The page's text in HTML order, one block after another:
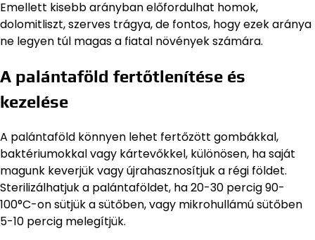
Emellett kisebb arányban előfordulhat homok,
dolomitliszt, szerves trágya, de fontos, hogy ezek aránya
ne legyen túl magas a fiatal növények számára.
A palántaföld fertőtlenítése és
kezelése
A palántaföld könnyen lehet fertőzött gombákkal,
baktériumokkal vagy kártevőkkel, különösen, ha saját
magunk keverjük vagy újrahasznosítjuk a régi földet.
Sterilizálhatjuk a palántaföldet, ha 20-30 percig 90-
100°C-on sütjük a sütőben, vagy mikrohullámú sütőben
5-10 percig melegítjük.